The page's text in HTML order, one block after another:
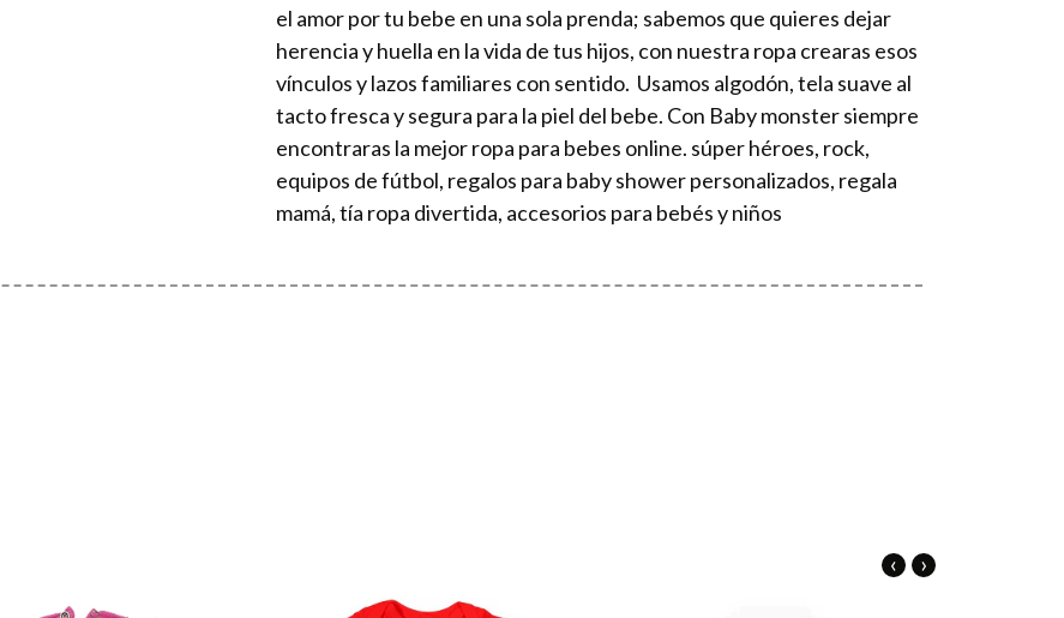
el amor por tu bebe en una sola prenda; sabemos que quieres dejar
herencia y huella en la vida de tus hijos, con nuestra ropa crearas esos
vínculos y lazos familiares con sentido. Usamos algodón, tela suave al
tacto fresca y segura para la piel del bebe. Con Baby monster siempre
encontraras la mejor ropa para bebes online. súper héroes, rock,
equipos de fútbol, regalos para baby shower personalizados, regala
mamá, tía ropa divertida, accesorios para bebés y niños
‹ ›